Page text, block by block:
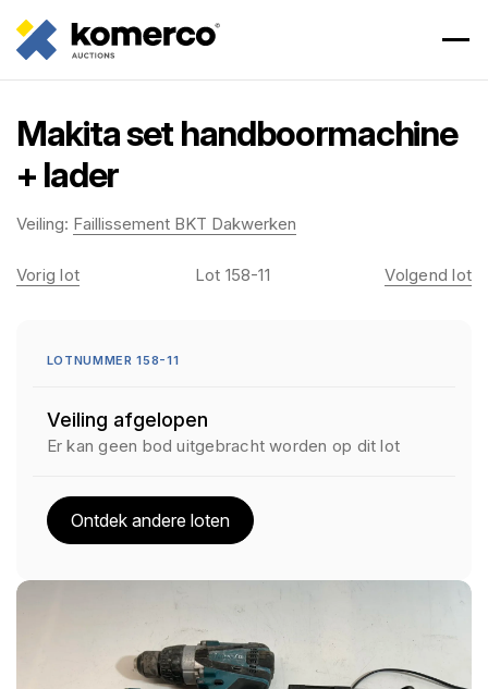
Makita set handboormachine
+ lader
Veiling: Faillissement BKT Dakwerken
Vorig lot Lot 158-11 Volgend lot
LOTNUMMER 158-11
Veiling afgelopen
Er kan geen bod uitgebracht worden op dit lot
Ontdek andere loten